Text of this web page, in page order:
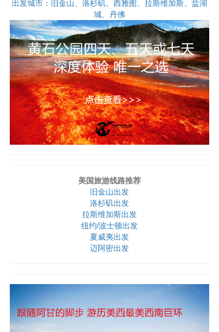
出发城市：旧金山、洛杉矶、西雅图、拉斯维加斯、盐湖
城、丹佛
美国旅游线路推荐
旧金山出发
洛杉矶出发
拉斯维加斯出发
纽约/波士顿出发
夏威夷出发
迈阿密出发